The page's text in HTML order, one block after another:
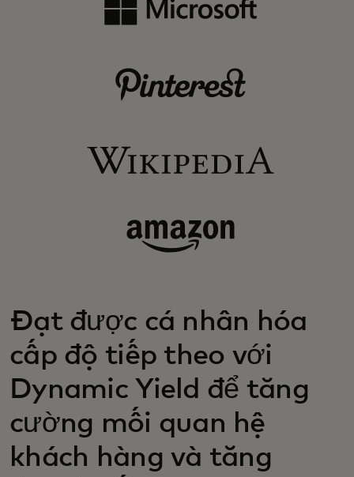
Đạt được cá nhân hóa
cấp độ tiếp theo với
Dynamic Yield để tăng
cường mối quan hệ
khách hàng và tăng